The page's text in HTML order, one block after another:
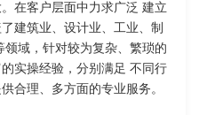
在客户层面中力求广泛 建立
建筑业、设计业、工业、制
域，针对较为复杂、繁琐的
实操经验，分别满足 不同行
合理、多方面的专业服务。